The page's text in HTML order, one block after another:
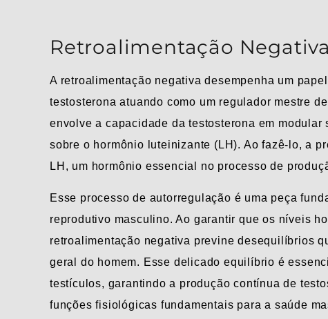
Retroalimentação
A retroalimentação negativa desempenha um
testosterona atuando como um regulador mestre
envolve a capacidade da testosterona em
sobre o hormônio luteinizante (LH). Ao fazê-lo, a
LH, um hormônio essencial no processo de
Esse processo de autorregulação é uma peça
reprodutivo masculino. Ao garantir que os níveis
retroalimentação negativa previne desequilíbrios
geral do homem. Esse delicado equilíbrio é
testículos, garantindo a produção contínua de
funções fisiológicas fundamentais para a saúde